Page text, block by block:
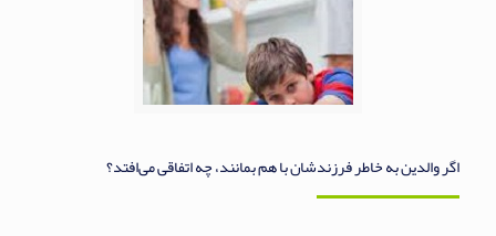
اگر والدین به خاطر فرزندشان با هم بمانند، چه اتفاقی می‌افتد؟